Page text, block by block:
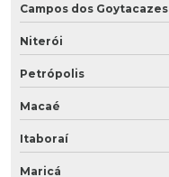
Campos dos Goytacazes
Niterói
Petrópolis
Macaé
Itaboraí
Maricá